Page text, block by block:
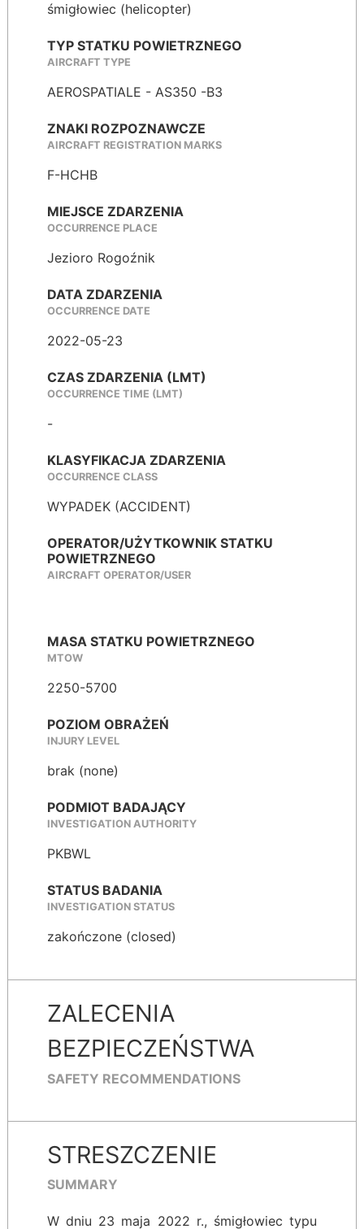
śmigłowiec (helicopter)
TYP STATKU POWIETRZNEGO
AIRCRAFT TYPE
AEROSPATIALE - AS350 -B3
ZNAKI ROZPOZNAWCZE
AIRCRAFT REGISTRATION MARKS
F-HCHB
MIEJSCE ZDARZENIA
OCCURRENCE PLACE
Jezioro Rogoźnik
DATA ZDARZENIA
OCCURRENCE DATE
2022-05-23
CZAS ZDARZENIA (LMT)
OCCURRENCE TIME (LMT)
-
KLASYFIKACJA ZDARZENIA
OCCURRENCE CLASS
WYPADEK (ACCIDENT)
OPERATOR/UŻYTKOWNIK STATKU
POWIETRZNEGO
AIRCRAFT OPERATOR/USER
MASA STATKU POWIETRZNEGO
MTOW
2250-5700
POZIOM OBRAŻEŃ
INJURY LEVEL
brak (none)
PODMIOT BADAJĄCY
INVESTIGATION AUTHORITY
PKBWL
STATUS BADANIA
INVESTIGATION STATUS
zakończone (closed)
ZALECENIA
BEZPIECZEŃSTWA
SAFETY RECOMMENDATIONS
STRESZCZENIE
SUMMARY
W dniu 23 maja 2022 r., śmigłowiec typu